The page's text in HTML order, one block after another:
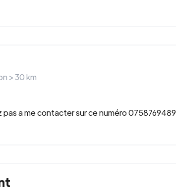
>30km
a me contacter sur ce numéro